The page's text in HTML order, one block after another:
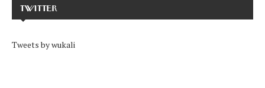
TWITTER
Tweets by wukali